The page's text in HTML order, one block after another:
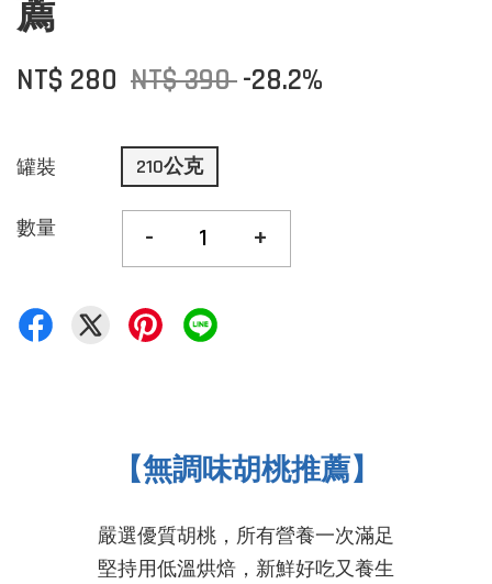
薦
NT$ 280 NT$ 390-28.2%
罐裝 210公克
數量 - +
【無調味胡桃推薦】
嚴選優質胡桃，所有營養一次滿足
堅持用低溫烘焙，新鮮好吃又養生